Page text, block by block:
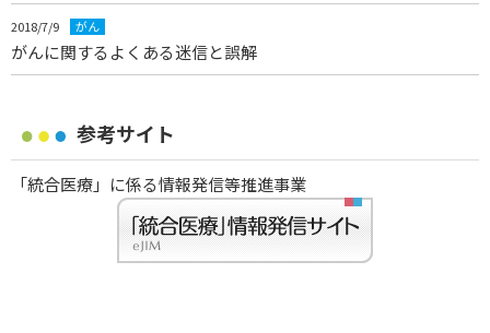
2018/7/9 がん
がんに関するよくある迷信と誤解
参考サイト
「統合医療」に係る情報発信等推進事業